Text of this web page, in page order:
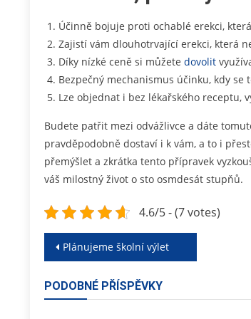
Účinně bojuje proti ochablé erekci,
Zajistí vám dlouhotrvající erekci, která
Díky nízké ceně si můžete dovolit
Bezpečný mechanismus účinku, kdy
Lze objednat i bez lékařského receptu,
Budete patřit mezi odvážlivce a dáte
pravděpodobně dostaví i k vám, a to i
přemýšlet a zkrátka tento přípravek
váš milostný život o sto osmdesát stupňů.
4.6/5 - (7 votes)
Navigace
příspěvek
Plánujeme školní výlet
PODOBNÉ PŘÍSPĚVKY